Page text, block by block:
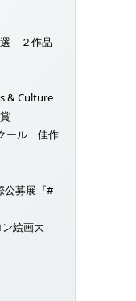
２作品
& Culture
ール 佳作
募展『#
絵画大